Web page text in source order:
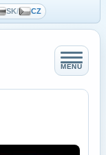
SK/ CZ
MENU